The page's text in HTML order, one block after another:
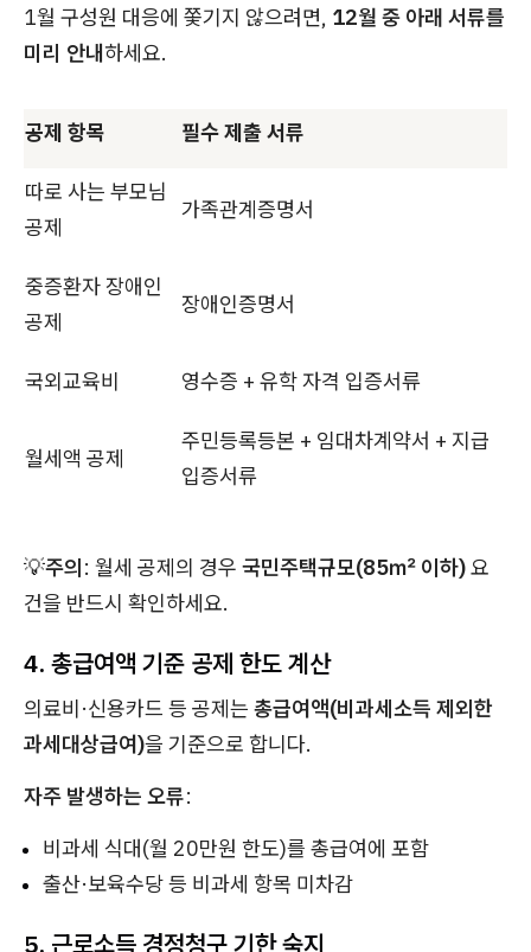
1월 구성원 대응에 쫓기지 않으려면, 12월 중 아래 서류를
미리 안내하세요.
공제 항목 필수 제출 서류
따로 사는 부모님
공제
가족관계증명서
중증환자 장애인
공제
장애인증명서
국외교육비 영수증 + 유학 자격 입증서류
월세액 공제
주민등록등본 + 임대차계약서 + 지급
입증서류
💡주의: 월세 공제의 경우 국민주택규모(85㎡ 이하)요
건을 반드시 확인하세요.
4. 총급여액 기준 공제 한도 계산
의료비·신용카드 등 공제는 총급여액(비과세소득 제외한
과세대상급여)을 기준으로 합니다.
자주 발생하는 오류:
비과세 식대(월 20만원 한도)를 총급여에 포함
출산·보육수당 등 비과세 항목 미차감
5. 근로소득 경정청구 기한 숙지